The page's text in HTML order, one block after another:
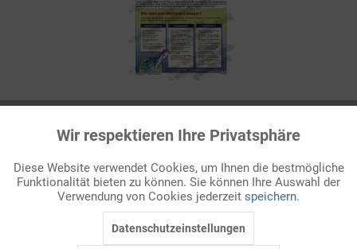
Wohlstandsmessung – Alternativen zum BIP
Zur Messung des Wohlstands eines Landes ist das
Bruttoinlandsproduktnach wie vor am gebräuchlichsten. Das
Funktionale Aktiv
Marketing Inaktiv
Wir respektieren Ihre Privatsphäre
Diese Website verwendet Cookies, um Ihnen die bestmögliche
Funktionalität bieten zu können. Sie können Ihre Auswahl der
Verwendung von Cookies jederzeit speichern.
Datenschutzeinstellungen